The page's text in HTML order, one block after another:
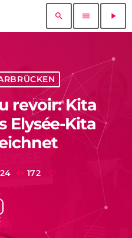
search menu play_arrow
revoir: Kita
Elysée-Kita
172